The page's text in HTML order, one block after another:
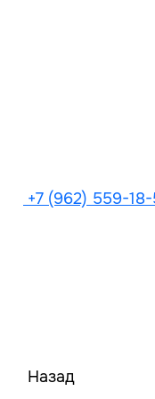
+7 (962) 559-
Назад